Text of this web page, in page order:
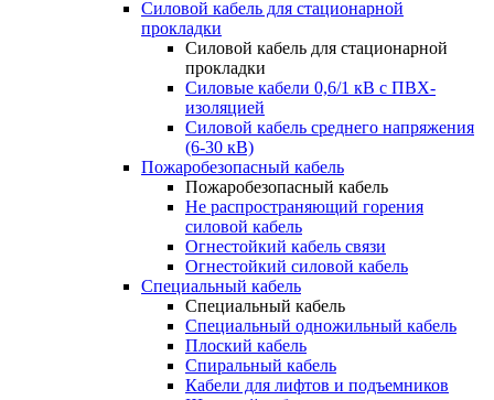
Силовой кабель для стационарной
прокладки
Силовой кабель для стационарной
прокладки
Силовые кабели 0,6/1 кВ с ПВХ-
изоляцией
Силовой кабель среднего напряжения
(6-30 кВ)
Пожаробезопасный кабель
Пожаробезопасный кабель
Не распространяющий горения
силовой кабель
Огнестойкий кабель связи
Огнестойкий силовой кабель
Специальный кабель
Специальный кабель
Специальный одножильный кабель
Плоский кабель
Спиральный кабель
Кабели для лифтов и подъемников